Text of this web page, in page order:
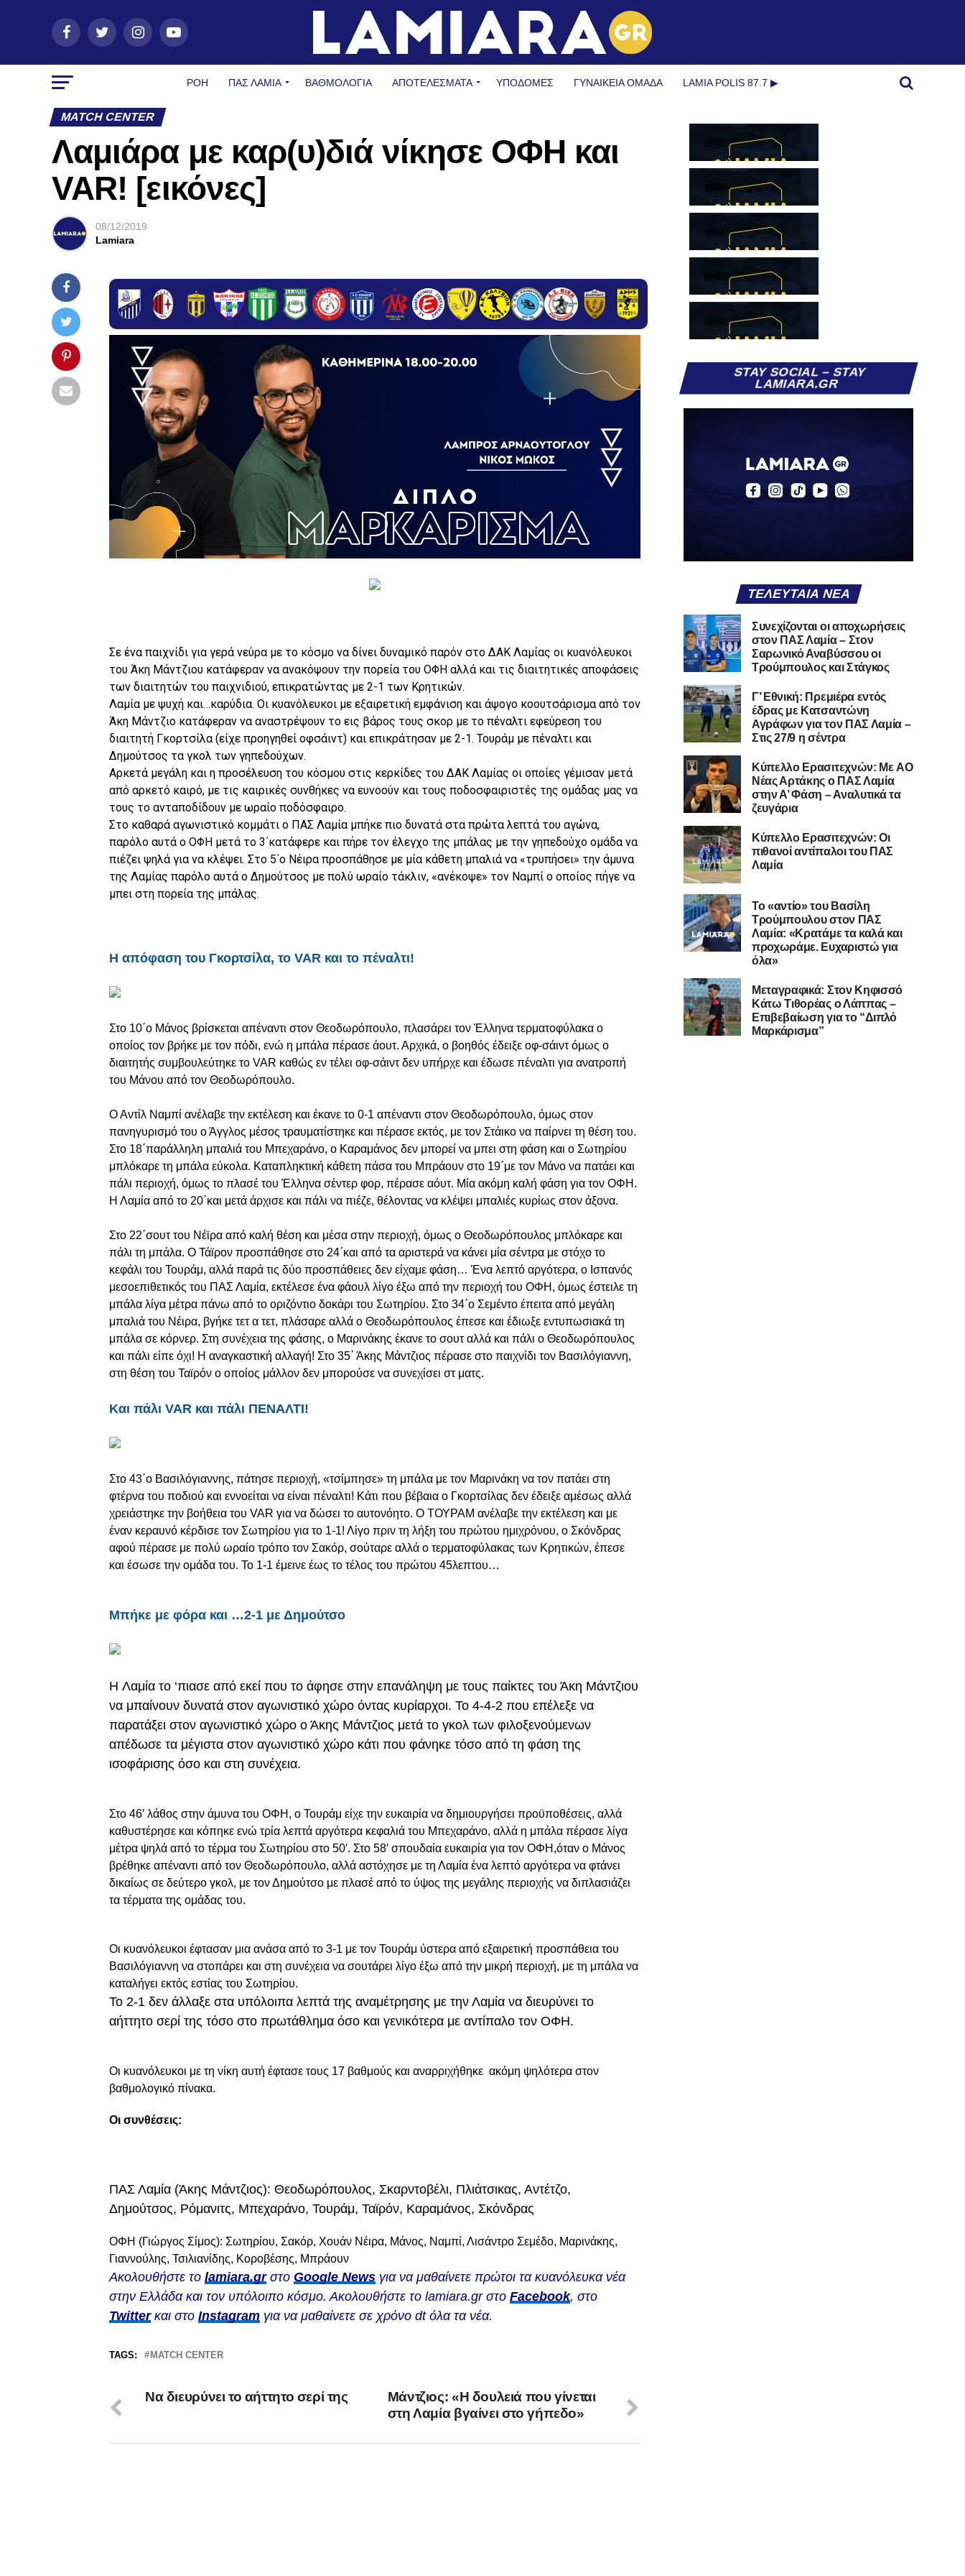
ΡΟΗ ΠΑΣ ΛΑΜΊΑ ΒΑΘΜΟΛΟΓΙΑ ΑΠΟΤΕΛΕΣΜΑΤΑ ΥΠΟΔΟΜΈΣ ΓΥΝΑΙΚΕΊΑ ΟΜΆΔΑ LAMIA POLIS 87.7 ▶︎
MATCH CENTER
Λαμιάρα με καρ(υ)διά νίκησε ΟΦΗ και
VAR! [εικόνες]
08/12/2019
Lamiara
Σε ένα παιχνίδι για γερά νεύρα με το κόσμο να δίνει δυναμικό παρόν στο ΔΑΚ Λαμίας οι κυανόλευκοι
του Άκη Μάντζιου κατάφεραν να ανακόψουν την πορεία του ΟΦΗ αλλά και τις διαιτητικές αποφάσεις
των διαιτητών του παιχνιδιού, επικρατώντας με 2-1 των Κρητικών.
Λαμία με ψυχή και…καρύδια. Οι κυανόλευκοι με εξαιρετική εμφάνιση και άψογο κοουτσάρισμα από τον
Άκη Μάντζιο κατάφεραν να αναστρέψουν το εις βάρος τους σκορ με το πέναλτι εφεύρεση του
διαιτητή Γκορτσίλα (είχε προηγηθεί οφσάιντ) και επικράτησαν με 2-1. Τουράμ με πέναλτι και
Δημούτσος τα γκολ των γηπεδούχων.
Αρκετά μεγάλη και η προσέλευση του κόσμου στις κερκίδες του ΔΑΚ Λαμίας οι οποίες γέμισαν μετά
από αρκετό καιρό, με τις καιρικές συνθήκες να ευνοούν και τους ποδοσφαιριστές της ομάδας μας να
τους το ανταποδίδουν με ωραίο ποδόσφαιρο.
Στο καθαρά αγωνιστικό κομμάτι ο ΠΑΣ Λαμία μπήκε πιο δυνατά στα πρώτα λεπτά του αγώνα,
παρόλο αυτά ο ΟΦΗ μετά το 3΄κατάφερε και πήρε τον έλεγχο της μπάλας με την γηπεδούχο ομάδα να
πιέζει ψηλά για να κλέψει. Στο 5΄ο Νέιρα προσπάθησε με μία κάθετη μπαλιά να «τρυπήσει» την άμυνα
της Λαμίας παρόλο αυτά ο Δημούτσος με πολύ ωραίο τάκλιν, «ανέκοψε» τον Ναμπί ο οποίος πήγε να
μπει στη πορεία της μπάλας.
Η απόφαση του Γκορτσίλα, το VAR και το πέναλτι!
Στο 10΄ο Μάνος βρίσκεται απέναντι στον Θεοδωρόπουλο, πλασάρει τον Έλληνα τερματοφύλακα ο
οποίος τον βρήκε με τον πόδι, ενώ η μπάλα πέρασε άουτ. Αρχικά, ο βοηθός έδειξε οφ-σάιντ όμως ο
διαιτητής συμβουλεύτηκε το VAR καθώς εν τέλει οφ-σάιντ δεν υπήρχε και έδωσε πέναλτι για ανατροπή
του Μάνου από τον Θεοδωρόπουλο.
Ο Αντίλ Ναμπί ανέλαβε την εκτέλεση και έκανε το 0-1 απέναντι στον Θεοδωρόπουλο, όμως στον
πανηγυρισμό του ο Άγγλος μέσος τραυματίστηκε και πέρασε εκτός, με τον Στάικο να παίρνει τη θέση του.
Στο 18΄παράλληλη μπαλιά του Μπεχαράνο, ο Καραμάνος δεν μπορεί να μπει στη φάση και ο Σωτηρίου
μπλόκαρε τη μπάλα εύκολα. Καταπληκτική κάθετη πάσα του Μπράουν στο 19΄με τον Μάνο να πατάει και
πάλι περιοχή, όμως το πλασέ του Έλληνα σέντερ φορ, πέρασε αόυτ. Μία ακόμη καλή φάση για τον ΟΦΗ.
Η Λαμία από το 20΄και μετά άρχισε και πάλι να πιέζε, θέλοντας να κλέψει μπαλιές κυρίως στον άξονα.
Στο 22΄σουτ του Νέϊρα από καλή θέση και μέσα στην περιοχή, όμως ο Θεοδωρόπουλος μπλόκαρε και
πάλι τη μπάλα. Ο Τάϊρον προσπάθησε στο 24΄και από τα αριστερά να κάνει μία σέντρα με στόχο το
κεφάλι του Τουράμ, αλλά παρά τις δύο προσπάθειες δεν είχαμε φάση… Ένα λεπτό αργότερα, ο Ισπανός
μεσοεπιθετικός του ΠΑΣ Λαμία, εκτέλεσε ένα φάουλ λίγο έξω από την περιοχή του ΟΦΗ, όμως έστειλε τη
μπάλα λίγα μέτρα πάνω από το οριζόντιο δοκάρι του Σωτηρίου. Στο 34΄ο Σεμέντο έπειτα από μεγάλη
μπαλιά του Νέιρα, βγήκε τετ α τετ, πλάσαρε αλλά ο Θεοδωρόπουλος έπεσε και έδιωξε εντυπωσιακά τη
μπάλα σε κόρνερ. Στη συνέχεια της φάσης, ο Μαρινάκης έκανε το σουτ αλλά και πάλι ο Θεοδωρόπουλος
και πάλι είπε όχι! Η αναγκαστική αλλαγή! Στο 35΄ Άκης Μάντζιος πέρασε στο παιχνίδι τον Βασιλόγιαννη,
στη θέση του Ταϊρόν ο οποίος μάλλον δεν μπορούσε να συνεχίσει στ ματς.
Και πάλι VAR και πάλι ΠΕΝΑΛΤΙ!
Στο 43΄ο Βασιλόγιαννης, πάτησε περιοχή, «τσίμπησε» τη μπάλα με τον Μαρινάκη να τον πατάει στη
φτέρνα του ποδιού και εννοείται να είναι πέναλτι! Κάτι που βέβαια ο Γκορτσίλας δεν έδειξε αμέσως αλλά
χρειάστηκε την βοήθεια του VAR για να δώσει το αυτονόητο. Ο ΤΟΥΡΑΜ ανέλαβε την εκτέλεση και με
έναν κεραυνό κέρδισε τον Σωτηρίου για το 1-1! Λίγο πριν τη λήξη του πρώτου ημιχρόνου, ο Σκόνδρας
αφού πέρασε με πολύ ωραίο τρόπο τον Σακόρ, σούταρε αλλά ο τερματοφύλακας των Κρητικών, έπεσε
και έσωσε την ομάδα του. Το 1-1 έμεινε έως το τέλος του πρώτου 45λεπτου…
Μπήκε με φόρα και …2-1 με Δημούτσο
H Λαμία το ‘πιασε από εκεί που το άφησε στην επανάληψη με τους παίκτες του Άκη Μάντζιου
να μπαίνουν δυνατά στον αγωνιστικό χώρο όντας κυρίαρχοι. Το 4-4-2 που επέλεξε να
παρατάξει στον αγωνιστικό χώρο ο Άκης Μάντζιος μετά το γκολ των φιλοξενούμενων
απέδωσε τα μέγιστα στον αγωνιστικό χώρο κάτι που φάνηκε τόσο από τη φάση της
ισοφάρισης όσο και στη συνέχεια.
Στο 46′ λάθος στην άμυνα του ΟΦΗ, ο Τουράμ είχε την ευκαιρία να δημιουργήσει προϋποθέσεις, αλλά
καθυστέρησε και κόπηκε ενώ τρία λεπτά αργότερα κεφαλιά του Μπεχαράνο, αλλά η μπάλα πέρασε λίγα
μέτρα ψηλά από το τέρμα του Σωτηρίου στο 50′. Στο 58′ σπουδαία ευκαιρία για τον ΟΦΗ,όταν ο Μάνος
βρέθηκε απέναντι από τον Θεοδωρόπουλο, αλλά αστόχησε με τη Λαμία ένα λεπτό αργότερα να φτάνει
δικαίως σε δεύτερο γκολ, με τον Δημούτσο με πλασέ από το ύψος της μεγάλης περιοχής να διπλασιάζει
τα τέρματα της ομάδας του.
Οι κυανόλευκοι έφτασαν μια ανάσα από το 3-1 με τον Τουράμ ύστερα από εξαιρετική προσπάθεια του
Βασιλόγιαννη να στοπάρει και στη συνέχεια να σουτάρει λίγο έξω από την μικρή περιοχή, με τη μπάλα να
καταλήγει εκτός εστίας του Σωτηρίου.
Το 2-1 δεν άλλαξε στα υπόλοιπα λεπτά της αναμέτρησης με την Λαμία να διευρύνει το
αήττητο σερί της τόσο στο πρωτάθλημα όσο και γενικότερα με αντίπαλο τον ΟΦΗ.
Oι κυανόλευκοι με τη νίκη αυτή έφτασε τους 17 βαθμούς και αναρριχήθηκε ακόμη ψηλότερα στον
βαθμολογικό πίνακα.
Οι συνθέσεις:
ΠΑΣ Λαμία (Άκης Μάντζιος): Θεοδωρόπουλος, Σκαρντοβέλι, Πλιάτσικας, Αντέτζο,
Δημούτσος, Ρόμανιτς, Μπεχαράνο, Τουράμ, Ταϊρόν, Καραμάνος, Σκόνδρας
ΟΦΗ (Γιώργος Σίμος): Σωτηρίου, Σακόρ, Χουάν Νέιρα, Μάνος, Ναμπί, Λισάντρο Σεμέδο, Μαρινάκης,
Γιαννούλης, Τσιλιανίδης, Κοροβέσης, Μπράουν
Ακολουθήστε το lamiara.grστο Google News για να μαθαίνετε πρώτοι τα κυανόλευκα νέα
στην Ελλάδα και τον υπόλοιπο κόσμο. Ακολουθήστε το lamiara.gr στο Facebook, στο
Twitterκαι στο Instagram για να μαθαίνετε σε χρόνο dt όλα τα νέα.
TAGS: MATCH CENTER
Μάντζιος: «Η δουλειά που γίνεται
στη Λαμία βγαίνει στο γήπεδο»
Nα διευρύνει το αήττητο σερί της
STAY SOCIAL – STAY
LAMIARA.GR
ΤΕΛΕΥΤΑΊΑ ΝΈΑ
Συνεχίζονται οι αποχωρήσεις
στον ΠΑΣ Λαμία – Στον
Σαρωνικό Αναβύσσου οι
Τρούμπουλος και Στάγκος
Γ’ Εθνική: Πρεμιέρα εντός
έδρας με Κατσαντώνη
Αγράφων για τον ΠΑΣ Λαμία –
Στις 27/9 η σέντρα
Kύπελλο Ερασιτεχνών: Με AO
Nέας Αρτάκης ο ΠΑΣ Λαμία
στην Α’ Φάση – Αναλυτικά τα
ζευγάρια
Κύπελλο Ερασιτεχνών: Οι
πιθανοί αντίπαλοι του ΠΑΣ
Λαμία
Το «αντίο» του Βασίλη
Τρούμπουλου στον ΠΑΣ
Λαμία: «Κρατάμε τα καλά και
προχωράμε. Ευχαριστώ για
όλα»
Μεταγραφικά: Στον Κηφισσό
Κάτω Τιθορέας ο Λάππας –
Επιβεβαίωση για το “Διπλό
Μαρκάρισμα”